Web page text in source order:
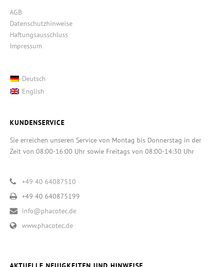
AGB
Datenschutzhinweise
Haftungsausschluss
Impressum
Deutsch
English
KUNDENSERVICE
Sie erreichen unseren Service von Montag bis Donnerstag in der
Zeit von 08:00-16:00 Uhr sowie Freitags von 08:00-14:30 Uhr
+49 40 64087510
+49 40 640875199
info@phacotec.de
www.phacotec.de